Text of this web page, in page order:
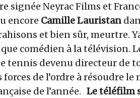
signée Neyrac Films et
encore Camille Lauristan
et bien sûr, meurtre.
comédien à la télévision.
tennis devenu directeur de
de l’ordre à résoudre
de l’année. Le téléfilm